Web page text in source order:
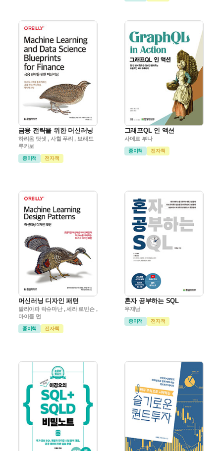
금융 전략을 위한 머신러닝
하리옴 탓샛 , 사힐 푸리 , 브래드
루카보
종이책 전자책
그래프QL 인 액션
사메르 부나
종이책 전자책
머신러닝 디자인 패턴
발리아파 락슈마난 , 세라 로빈슨 ,
마이클 먼
종이책 전자책
혼자 공부하는 SQL
우재남
종이책 전자책